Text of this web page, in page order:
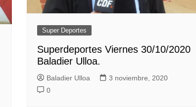
Super Deportes
Superdeportes Viernes 30/10/2020
Baladier Ulloa.
Baladier Ulloa
3 noviembre, 2020
0